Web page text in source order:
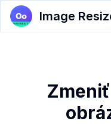
Image